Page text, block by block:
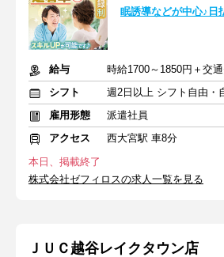
眠誘導などが中心♪
給与
時給1700～1850円＋交
シフト
週2日以上 シフト自由・
雇用形態
派遣社員
アクセス
西大宮駅 車8分
本日、掲載終了
株式会社ゼフィロスの求人一覧を見る
ＪＵＣ越谷レイクタウン店